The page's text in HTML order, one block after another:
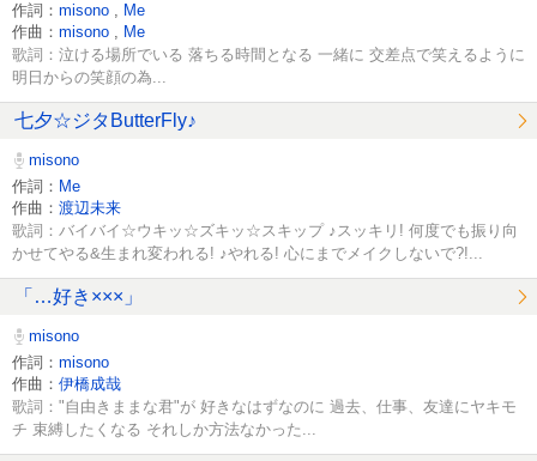
作詞： misono
Me
作曲： misono Me
歌詞：泣ける場所でいる 落ちる時間となる 一緒に 交差点で笑えるように
明日からの笑顔の為...
七夕☆ジタButterFly♪
misono
作詞： Me
作曲： 渡辺未来
歌詞：バイバイ☆ウキッ☆ズキッ☆スキップ ♪スッキリ! 何度でも振り向
かせてやる&生まれ変われる! ♪やれる! 心にまでメイクしないで?!...
「…好き×××」
misono
作詞： misono
作曲： 伊橋成哉
歌詞："自由きままな君"が 好きなはずなのに 過去、仕事、友達にヤキモ
チ 束縛したくなる それしか方法なかった...